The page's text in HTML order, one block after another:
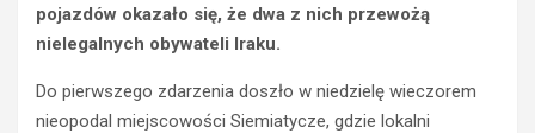
pojazdów okazało się, że dwa z nich przewożą
nielegalnych obywateli Iraku.
Do pierwszego zdarzenia doszło w niedzielę wieczorem
nieopodal miejscowości Siemiatycze, gdzie lokalni